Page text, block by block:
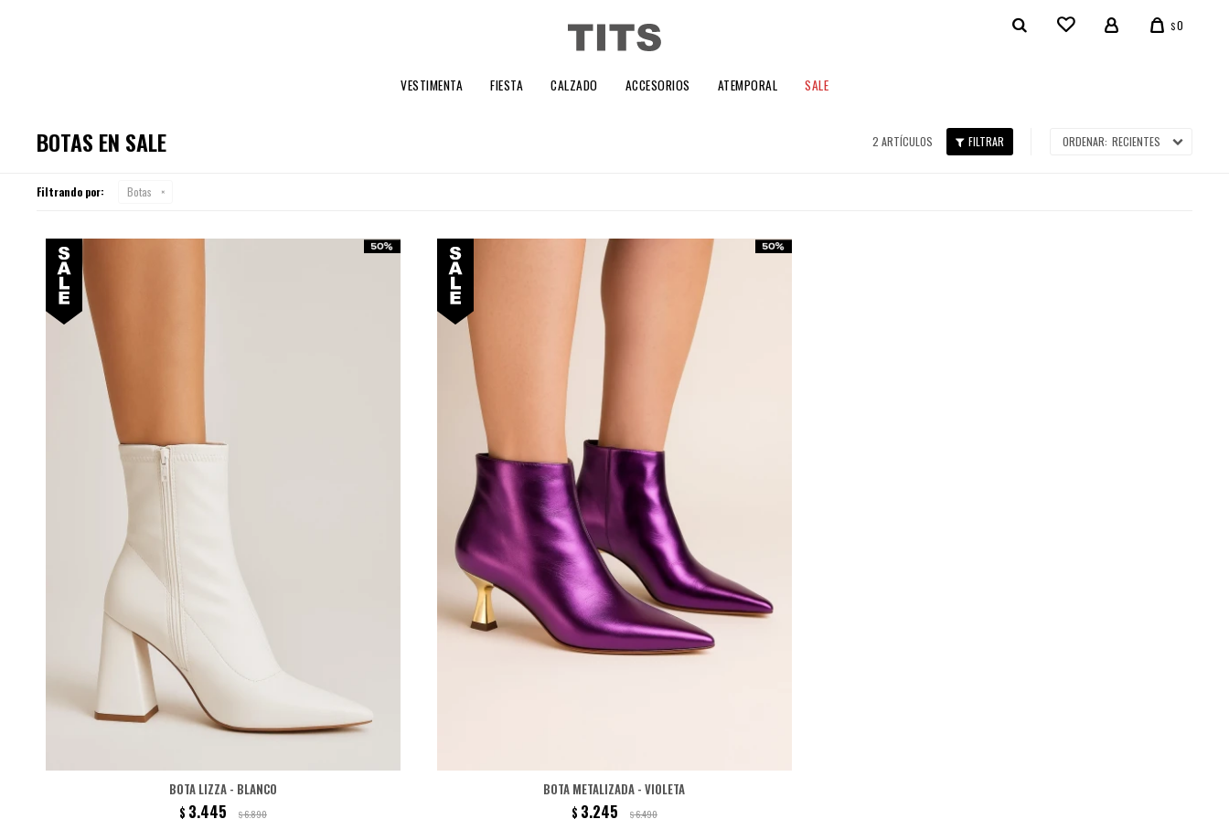
VESTIMENTA FIESTA CALZADO ACCESORIOS ATEMPORAL SALE
$0
BOTAS EN SALE 2 ARTÍCULOS RECIENTES
Filtrando por: Botas
BOTA LIZZA - BLANCO
$ 3.445 $6.890
BOTA METALIZADA - VIOLETA
$ 3.245 $6.490